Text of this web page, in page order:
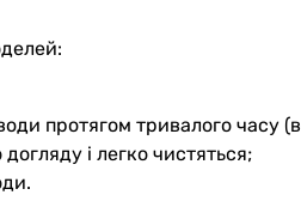
протягом тривалого часу
і легко чистяться;